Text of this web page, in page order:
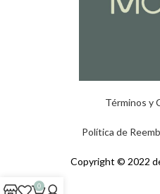
Términos y
Política de
Copyright © 2022
0